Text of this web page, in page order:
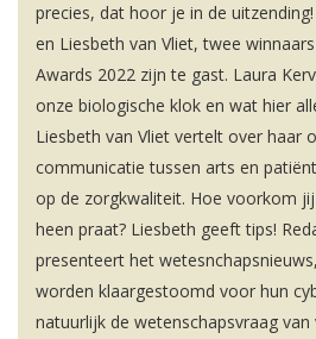
precies, dat hoor je in de
en Liesbeth van Vliet, twee
Awards 2022 zijn te gast. Laura
onze biologische klok en wat hier
Liesbeth van Vliet vertelt over haar
communicatie tussen arts en
op de zorgkwaliteit. Hoe voorkom
heen praat? Liesbeth geeft tips!
presenteert het
worden klaargestoomd voor hun
natuurlijk de wetenschapsvraag